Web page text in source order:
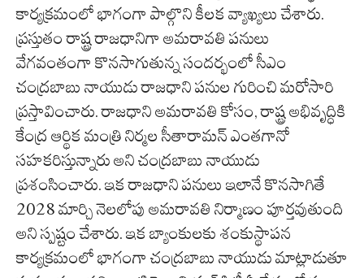
కార్యక్రమంలో భాగంగా పాల్గొని కీలక వ్యాఖ్యలు చేశారు.
ప్రస్తుతం రాష్ట్ర రాజధానిగా అమరావతి పనులు
వేగవంతంగా కొనసాగుతున్న సందర్భంలో సీఎం
చంద్రబాబు నాయుడు రాజధాని పనుల గురించి మరోసారి
ప్రస్తావించారు. రాజధాని అమరావతి కోసం, రాష్ట్ర అభివృద్ధికి
కేంద్ర ఆర్థిక మంత్రి నిర్మల సీతారామన్ ఎంతగానో
సహకరిస్తున్నారు అని చంద్రబాబు నాయుడు
ప్రశంసించారు. ఇక రాజధాని పనులు ఇలానే కొనసాగితే
2028 మార్చి నెలలోపు అమరావతి నిర్మాణం పూర్తవుతుంది
అని స్పష్టం చేశారు. ఇక బ్యాంకులకు శంకుస్థాపన
కార్యక్రమంలో భాగంగా చంద్రబాబు నాయుడు మాట్లాడుతూ